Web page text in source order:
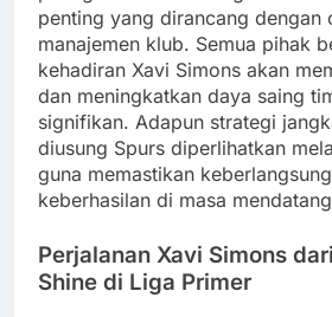
penting yang dirancang dengan
manajemen klub. Semua pihak
kehadiran Xavi Simons akan
dan meningkatkan daya saing
signifikan. Adapun strategi
diusung Spurs diperlihatkan
guna memastikan
keberhasilan di masa
Perjalanan Xavi Simons
Shine di Liga Primer